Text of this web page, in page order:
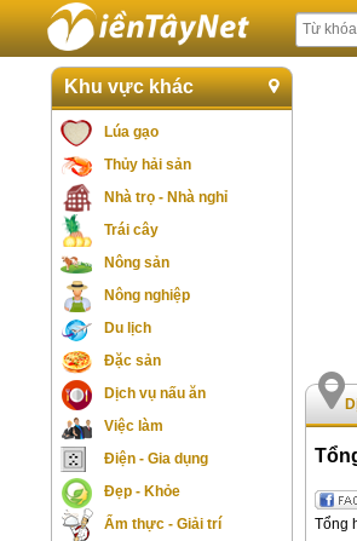
Khu vực khác
Lúa gạo
Thủy hải sản
Nhà trọ - Nhà nghỉ
Trái cây
Nông sản
Nông nghiệp
Du lịch
Đặc sản
Dịch vụ nấu ăn
Việc làm
Điện - Gia dụng
Đẹp - Khỏe
Ẩm thực - Giải trí
Tổng